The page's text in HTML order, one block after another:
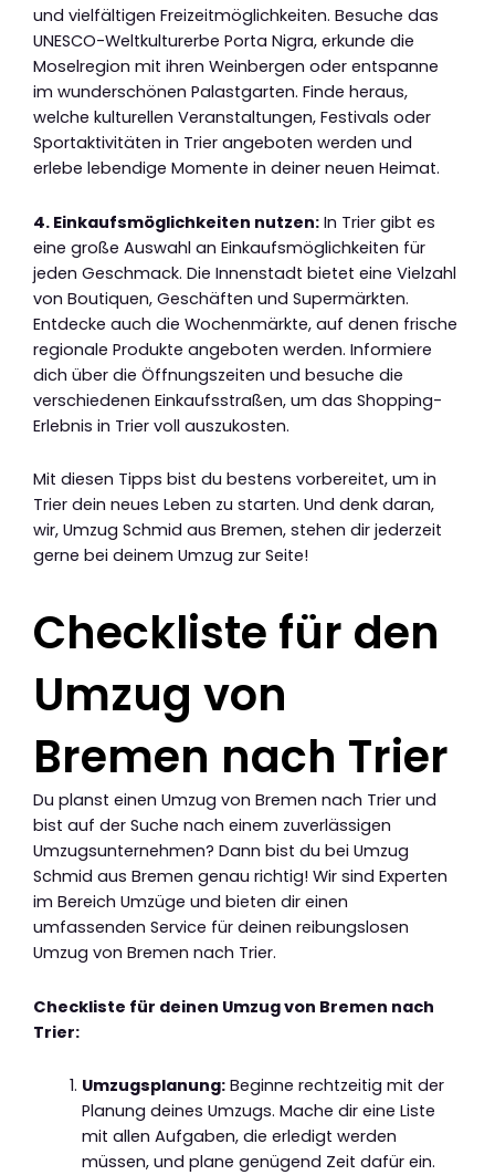
und vielfältigen Freizeitmöglichkeiten. Besuche das
UNESCO-Weltkulturerbe Porta Nigra, erkunde die
Moselregion mit ihren Weinbergen oder entspanne
im wunderschönen Palastgarten. Finde heraus,
welche kulturellen Veranstaltungen, Festivals oder
Sportaktivitäten in Trier angeboten werden und
erlebe lebendige Momente in deiner neuen Heimat.
4. Einkaufsmöglichkeiten nutzen: In Trier gibt es
eine große Auswahl an Einkaufsmöglichkeiten für
jeden Geschmack. Die Innenstadt bietet eine Vielzahl
von Boutiquen, Geschäften und Supermärkten.
Entdecke auch die Wochenmärkte, auf denen frische
regionale Produkte angeboten werden. Informiere
dich über die Öffnungszeiten und besuche die
verschiedenen Einkaufsstraßen, um das Shopping-
Erlebnis in Trier voll auszukosten.
Mit diesen Tipps bist du bestens vorbereitet, um in
Trier dein neues Leben zu starten. Und denk daran,
wir, Umzug Schmid aus Bremen, stehen dir jederzeit
gerne bei deinem Umzug zur Seite!
Checkliste für den
Umzug von
Bremen nach Trier
Du planst einen Umzug von Bremen nach Trier und
bist auf der Suche nach einem zuverlässigen
Umzugsunternehmen? Dann bist du bei Umzug
Schmid aus Bremen genau richtig! Wir sind Experten
im Bereich Umzüge und bieten dir einen
umfassenden Service für deinen reibungslosen
Umzug von Bremen nach Trier.
Checkliste für deinen Umzug von Bremen nach
Trier:
Umzugsplanung:Beginne rechtzeitig mit der
Planung deines Umzugs. Mache dir eine Liste
mit allen Aufgaben, die erledigt werden
müssen, und plane genügend Zeit dafür ein.